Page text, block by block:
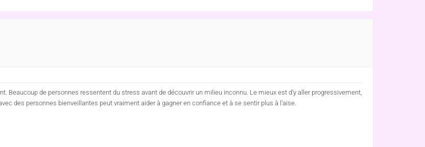
Beaucoup de personnes ressentent du stress avant de découvrir un milieu inconnu. Le mieux est d’y aller progressivement,
des personnes bienveillantes peut vraiment aider à gagner en confiance et à se sentir plus à l’aise.